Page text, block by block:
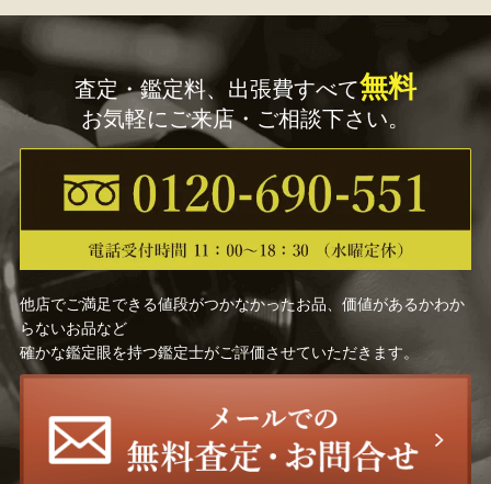
査定・鑑定料、出張費すべて無料
お気軽にご来店・ご相談下さい。
他店でご満足できる値段がつかなかったお品、価値があるかわか
らないお品など
確かな鑑定眼を持つ鑑定士がご評価させていただきます。